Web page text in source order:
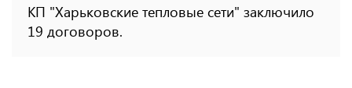
КП "Харьковские тепловые сети" заключило
19 договоров.